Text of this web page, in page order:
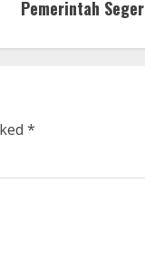
Pemerintah
*